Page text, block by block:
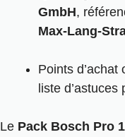
GmbH,
Max-Lang-
Points d’achat
liste
Le Pack Bosch Pro